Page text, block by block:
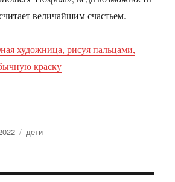
величайшим счастьем.
художница, рисуя пальцами,
краску
Метки
дети